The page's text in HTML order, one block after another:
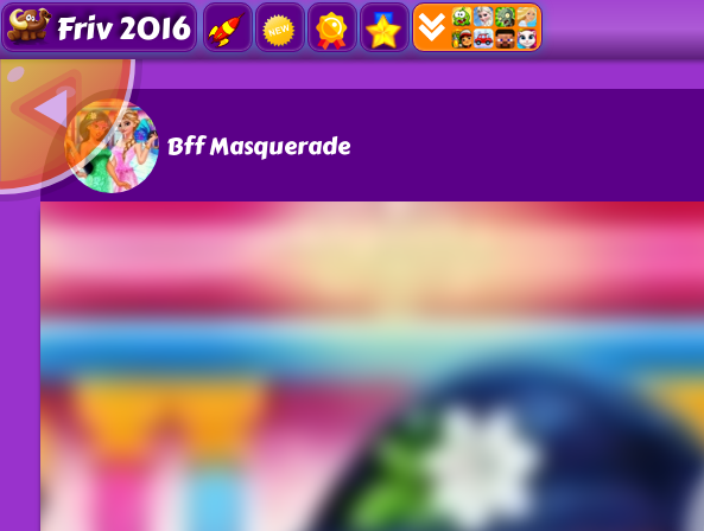
Friv 2016
Bff Masquerade